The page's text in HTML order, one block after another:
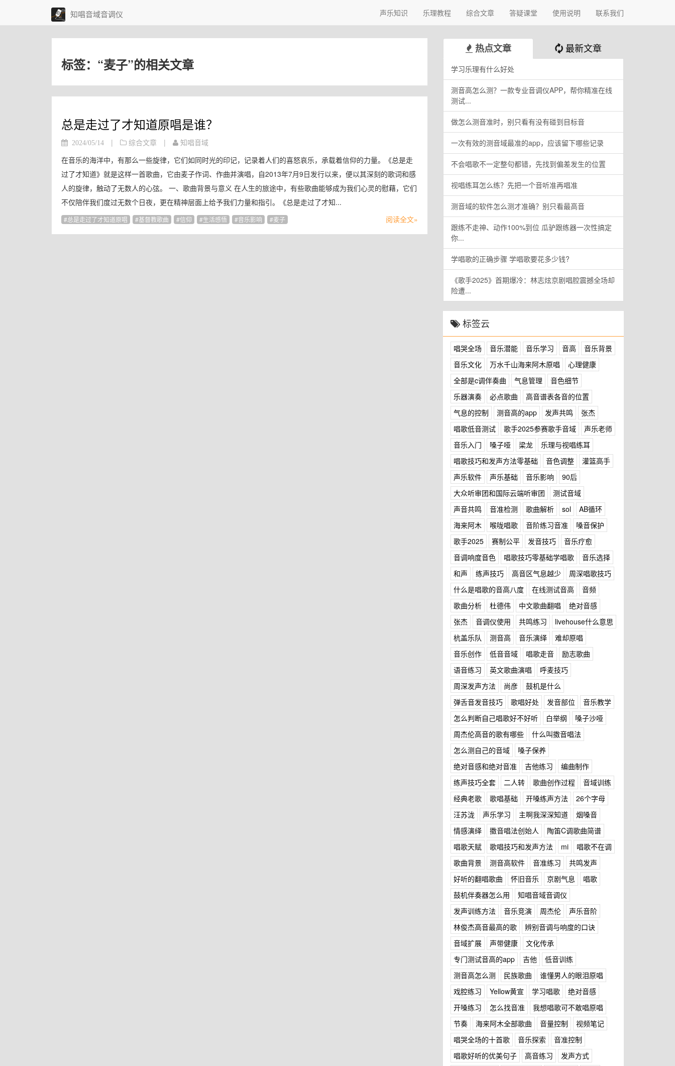
知唱音域音调仪 声乐知识 乐理教程 综合文章 答疑课堂 使用说明 联系我们
标签：“麦子”的相关文章
总是走过了才知道原唱是谁？
2024/05/14 | 综合文章 | 知唱音域
在音乐的海洋中，有那么一些旋律，它们如同时光的印记，记录着人们的喜怒哀乐，承载着信仰的力量。《总是走
过了才知道》就是这样一首歌曲，它由麦子作词、作曲并演唱，自2013年7月9日发行以来，便以其深刻的歌词和感
人的旋律，触动了无数人的心弦。 一、歌曲背景与意义 在人生的旅途中，有些歌曲能够成为我们心灵的慰藉，它们
不仅陪伴我们度过无数个日夜，更在精神层面上给予我们力量和指引。《总是走过了才知...
总是走过了才知道原唱 基督教歌曲 信仰 生活感悟 音乐影响 麦子 阅读全文»
热点文章 最新文章
学习乐理有什么好处
测音高怎么测？一款专业音调仪APP，帮你精准在线
测试...
做怎么测音准时，别只看有没有碰到目标音
一次有效的测音域最准的app，应该留下哪些记录
不会唱歌不一定整句都错，先找到偏差发生的位置
视唱练耳怎么练？先把一个音听准再唱准
测音域的软件怎么测才准确？别只看最高音
跟练不走神、动作100%到位 瓜驴跟练器一次性搞定
你...
学唱歌的正确步骤 学唱歌要花多少钱?
《歌手2025》首期爆冷：林志炫京剧唱腔震撼全场却
险遭...
标签云
唱哭全场 音乐潜能 音乐学习 音高
音乐背景
音乐文化
万水千山海来阿木原唱
心理健康
全部是c调伴奏曲
气息管理
音色细节
乐器演奏
必点歌曲
高音谱表各音的位置
气息的控制
测音高的app 发声共鸣
张杰
唱歌低音测试
歌手2025参赛歌手音域
声乐老师
音乐入门
嗓子哑 梁龙
乐理与视唱练耳
唱歌技巧和发声方法零基础
音色调整
灌篮高手
声乐软件
声乐基础 音乐影响
90后
大众听审团和国际云端听审团
测试音域
声音共鸣
音准检测 歌曲解析 sol
AB循环
海来阿木
喉咙唱歌 音阶练习音准
嗓音保护
歌手2025
赛制公平 发音技巧
音乐疗愈
音调响度音色
唱歌技巧零基础学唱歌
音乐选择
和声
练声技巧 高音区气息越少
周深唱歌技巧
什么是唱歌的音高八度
在线测试音高
音频
歌曲分析
杜德伟 中文歌曲翻唱
绝对音感
张杰
音调仪使用 共鸣练习
livehouse什么意思
杭盖乐队
测音高 音乐演绎
难却原唱
音乐创作
低音音域 唱歌走音
励志歌曲
语音练习
英文歌曲演唱
呼麦技巧
周深发声方法
尚彦
鼓机是什么
弹舌音发音技巧
歌唱好处 发音部位
音乐教学
怎么判断自己唱歌好不好听
白举纲
嗓子沙哑
周杰伦高音的歌有哪些
什么叫擞音唱法
怎么测自己的音域
嗓子保养
绝对音感和绝对音准
吉他练习
编曲制作
练声技巧全套
二人转 歌曲创作过程
音域训练
经典老歌
歌唱基础 开嗓练声方法
26个字母
汪苏泷
声乐学习 主啊我深深知道
烟嗓音
情感演绎
擞音唱法创始人
陶笛C调歌曲简谱
唱歌天赋
歌唱技巧和发声方法 mi
唱歌不在调
歌曲背景
测音高软件 音准练习
共鸣发声
好听的翻唱歌曲
怀旧音乐 京剧气息
唱歌
鼓机伴奏器怎么用
知唱音域音调仪
发声训练方法
音乐竞演 周杰伦
声乐音阶
林俊杰高音最高的歌
辨别音调与响度的口诀
音域扩展
声带健康
文化传承
专门测试音高的app
吉他
低音训练
测音高怎么测
民族歌曲
谁懂男人的眼泪原唱
戏腔练习
Yellow黄宣 学习唱歌
绝对音感
开嗓练习
怎么找音准
我想唱歌可不敢唱原唱
节奏
海来阿木全部歌曲 音量控制
视频笔记
唱哭全场的十首歌
音乐探索
音准控制
唱歌好听的优美句子
高音练习
发声方式